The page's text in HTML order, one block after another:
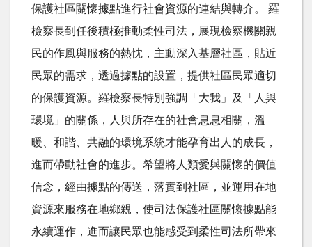
保護社區關懷據點進行社會資源的連結與轉介。 羅
檢察長到任後積極推動柔性司法，展現檢察機關親
民的作風與服務的熱忱，主動深入基層社區，貼近
民眾的需求，透過據點的設置，提供社區民眾適切
的保護資源。羅檢察長特別強調「大我」及「人與
環境」的關係，人與所存在的社會息息相關，溫
暖、和諧、共融的環境系統才能孕育出人的成長，
進而帶動社會的進步。希望將人類愛與關懷的價值
信念，經由據點的傳送，落實到社區，並運用在地
資源來服務在地鄉親，使司法保護社區關懷據點能
永續運作，進而讓民眾也能感受到柔性司法所帶來